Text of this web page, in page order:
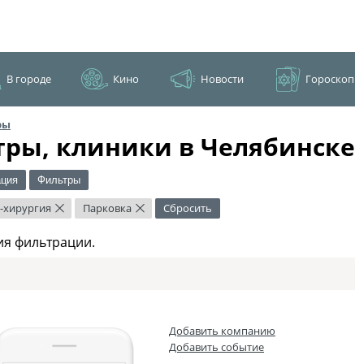
В городе Кино Новости Гороскоп
клиники в Челябинске
Фильтры
× Парковка × Сбросить
фильтрации.
Добавить компанию
Добавить событие